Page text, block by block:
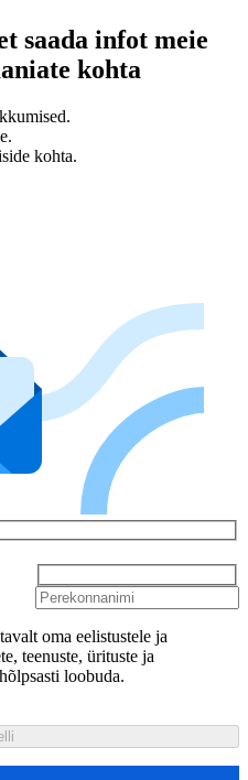
saada infot meie
kohta
kohta.
oma eelistustele ja
teenuste, ürituste ja
loobuda.